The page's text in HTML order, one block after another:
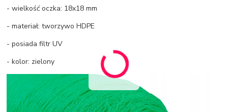
- wielkość oczka: 18x18 mm
- materiał: tworzywo HDPE
- posiada filtr UV
- kolor: zielony